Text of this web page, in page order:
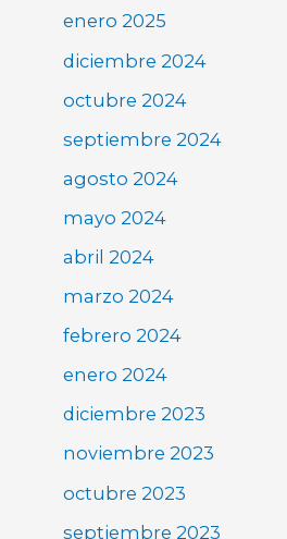
enero 2025
diciembre 2024
octubre 2024
septiembre 2024
agosto 2024
mayo 2024
abril 2024
marzo 2024
febrero 2024
enero 2024
diciembre 2023
noviembre 2023
octubre 2023
septiembre 2023